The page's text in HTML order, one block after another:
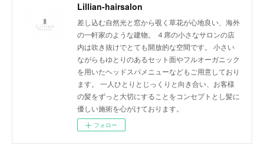
Lillian-hairsalon
差し込む自然光と窓から覗く草花が心地良い、海外
の一軒家のような建物。 ４席の小さなサロンの店
内は吹き抜けでとても開放的な空間です。 小さい
ながらもゆとりのあるセット面やフルオーガニック
を用いたヘッドスパメニューなどもご用意しており
ます。 一人ひとりとじっくりと向き合い、お客様
の髪をずっと大切にすることをコンセプトとし髪に
優しい施術を心がけております。
フォロー